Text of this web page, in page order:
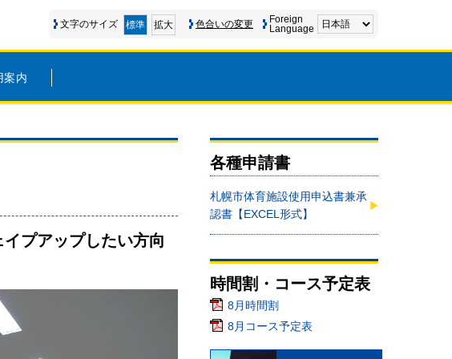
文字のサイズ 標準 拡大 色合いの変更
Foreign
Language
案内
プアップしたい方向
各種申請書
札幌市体育施設使用申込書兼承
認書【EXCEL形式】
時間割・コース予定表
8月時間割
8月コース予定表